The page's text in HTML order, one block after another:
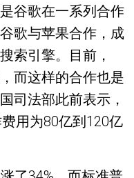
谷歌在一系列合作
歌与苹果合作，成
索引擎。目前，
而这样的合作也是
司法部此前表示，
用为80亿到120亿